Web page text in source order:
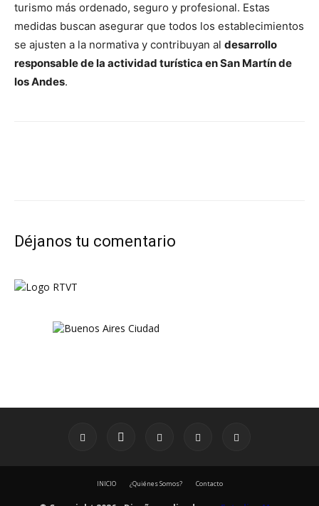
turismo más ordenado, seguro y profesional. Estas
medidas buscan asegurar que todos los establecimientos
se ajusten a la normativa y contribuyan al desarrollo
responsable de la actividad turística en San Martín de
los Andes.
Déjanos tu comentario
INICIO ¿Quiénes Somos? Contacto